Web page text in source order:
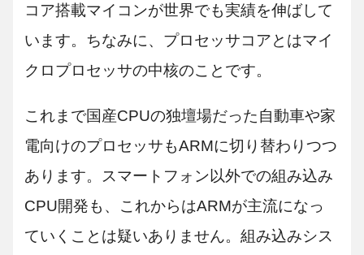
コア搭載マイコンが世界でも実績を伸ばして
います。ちなみに、プロセッサコアとはマイ
クロプロセッサの中核のことです。
これまで国産CPUの独壇場だった自動車や家
電向けのプロセッサもARMに切り替わりつつ
あります。スマートフォン以外での組み込み
CPU開発も、これからはARMが主流になっ
ていくことは疑いありません。組み込みシス